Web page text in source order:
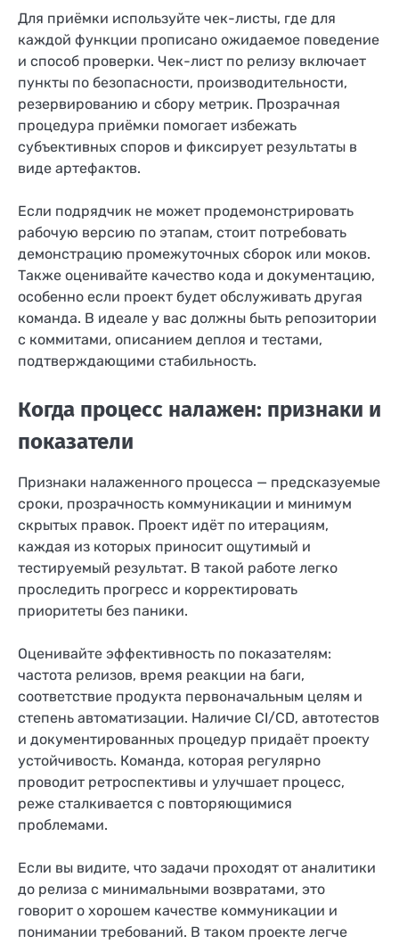
Для приёмки используйте чек-листы, где для
каждой функции прописано ожидаемое поведение
и способ проверки. Чек-лист по релизу включает
пункты по безопасности, производительности,
резервированию и сбору метрик. Прозрачная
процедура приёмки помогает избежать
субъективных споров и фиксирует результаты в
виде артефактов.
Если подрядчик не может продемонстрировать
рабочую версию по этапам, стоит потребовать
демонстрацию промежуточных сборок или моков.
Также оценивайте качество кода и документацию,
особенно если проект будет обслуживать другая
команда. В идеале у вас должны быть репозитории
с коммитами, описанием деплоя и тестами,
подтверждающими стабильность.
Когда процесс налажен: признаки и
показатели
Признаки налаженного процесса — предсказуемые
сроки, прозрачность коммуникации и минимум
скрытых правок. Проект идёт по итерациям,
каждая из которых приносит ощутимый и
тестируемый результат. В такой работе легко
проследить прогресс и корректировать
приоритеты без паники.
Оценивайте эффективность по показателям:
частота релизов, время реакции на баги,
соответствие продукта первоначальным целям и
степень автоматизации. Наличие CI/CD, автотестов
и документированных процедур придаёт проекту
устойчивость. Команда, которая регулярно
проводит ретроспективы и улучшает процесс,
реже сталкивается с повторяющимися
проблемами.
Если вы видите, что задачи проходят от аналитики
до релиза с минимальными возвратами, это
говорит о хорошем качестве коммуникации и
понимании требований. В таком проекте легче